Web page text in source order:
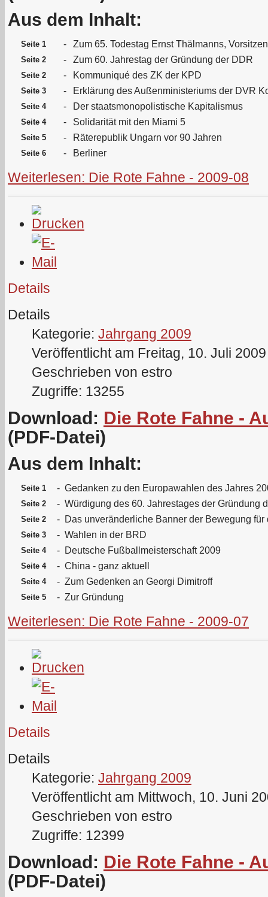
Aus dem Inhalt:
Seite 1 - Zum 65. Todestag Ernst Thälmanns,
Seite 2 - Zum 60. Jahrestag der Gründung der DDR
Seite 2 - Kommuniqué des ZK der KPD
Seite 3 - Erklärung des Außenministeriums der DVR
Seite 4 - Der staatsmonopolistische Kapitalismus
Seite 4 - Solidarität mit den Miami 5
Seite 5 - Räterepublik Ungarn vor 90 Jahren
Seite 6 - Berliner
Weiterlesen: Die Rote Fahne - 2009-08
Details
Details
Kategorie: Jahrgang 2009
Veröffentlicht am Freitag, 10. Juli
Geschrieben von estro
Zugriffe: 13255
Download: Die Rote Fahne -
(PDF-Datei)
Aus dem Inhalt:
Seite 1 - Gedanken zu den Europawahlen des Jahres
Seite 2 - Würdigung des 60. Jahrestages der Gründung
Seite 2 - Das unveränderliche Banner der Bewegung
Seite 3 - Wahlen in der BRD
Seite 4 - Deutsche Fußballmeisterschaft 2009
Seite 4 - China - ganz aktuell
Seite 4 - Zum Gedenken an Georgi Dimitroff
Seite 5 - Zur Gründung
Weiterlesen: Die Rote Fahne - 2009-07
Details
Details
Kategorie: Jahrgang 2009
Veröffentlicht am Mittwoch, 10. Juni
Geschrieben von estro
Zugriffe: 12399
Download: Die Rote Fahne -
(PDF-Datei)